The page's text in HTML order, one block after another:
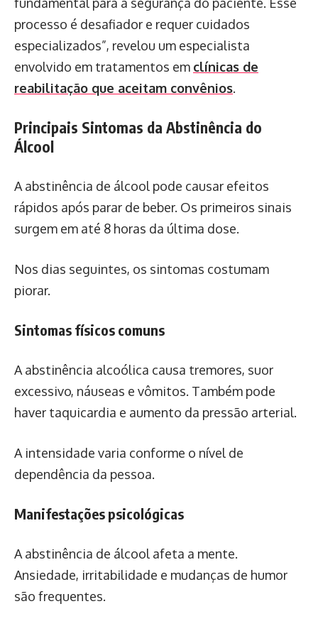
processo é desafiador e requer cuidados
especializados”, revelou um especialista
envolvido em tratamentos em clínicas de
reabilitação que aceitam convênios.
Principais Sintomas da Abstinência do
Álcool
A abstinência de álcool pode causar efeitos
rápidos após parar de beber. Os primeiros sinais
surgem em até 8 horas da última dose.
Nos dias seguintes, os sintomas costumam
piorar.
Sintomas físicos comuns
A abstinência alcoólica causa tremores, suor
excessivo, náuseas e vômitos. Também pode
haver taquicardia e aumento da pressão arterial.
A intensidade varia conforme o nível de
dependência da pessoa.
Manifestações psicológicas
A abstinência de álcool afeta a mente.
Ansiedade, irritabilidade e mudanças de humor
são frequentes.